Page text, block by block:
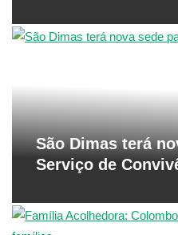
São Dimas terá
Serviço de